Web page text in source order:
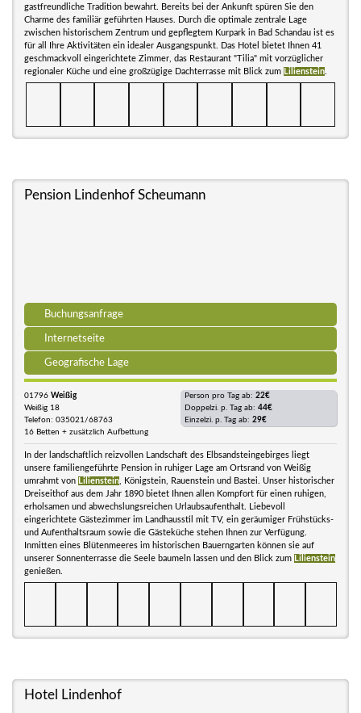
gastfreundliche Tradition bewahrt. Bereits bei der Ankunft spüren Sie den
Charme des familiär geführten Hauses. Durch die optimale zentrale Lage
zwischen historischem Zentrum und gepflegtem Kurpark in Bad Schandau ist es
für all Ihre Aktivitäten ein idealer Ausgangspunkt. Das Hotel bietet Ihnen 41
geschmackvoll eingerichtete Zimmer, das Restaurant "Tilia" mit vorzüglicher
regionaler Küche und eine großzügige Dachterrasse mit Blick zum Lilienstein
Pension Lindenhof Scheumann
Buchungsanfrage
Internetseite
Geografische Lage
01796 Weißig
Weißig 18
Telefon: 035021/68763
16 Betten + zusätzlich Aufbettung
Person pro Tag ab: 22€
Doppelzi. p. Tag ab: 44€
Einzelzi. p. Tag ab: 29€
In der landschaftlich reizvollen Landschaft des Elbsandsteingebirges liegt
unsere familiengeführte Pension in ruhiger Lage am Ortsrand von Weißig
umrahmt von Lilienstein , Königstein, Rauenstein und Bastei. Unser historischer
Dreiseithof aus dem Jahr 1890 bietet Ihnen allen Kompfort für einen ruhigen,
erholsamen und abwechslungsreichen Urlaubsaufenthalt. Liebevoll
eingerichtete Gästezimmer im Landhausstil mit TV, ein geräumiger Frühstücks-
und Aufenthaltsraum sowie die Gästeküche stehen Ihnen zur Verfügung.
Inmitten eines Blütenmeeres im historischen Bauerngarten können sie auf
unserer Sonnenterrasse die Seele baumeln lassen und den Blick zum Lilienstein
genießen.
Hotel Lindenhof